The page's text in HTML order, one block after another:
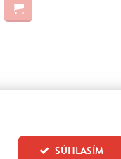
SÚHLASÍM
aj: